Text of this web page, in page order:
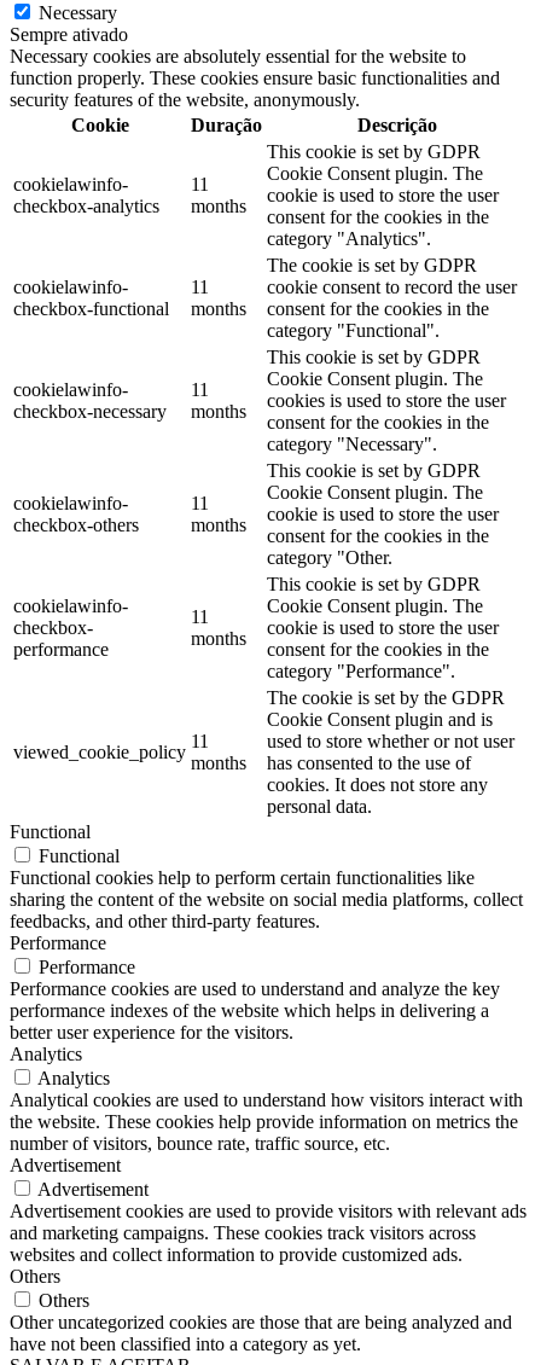
Necessary
Sempre ativado
Necessary cookies are absolutely essential for the website to
function properly. These cookies ensure basic functionalities and
security features of the website, anonymously.
Cookie
Duração Descrição
cookielawinfo-
checkbox-analytics
11
months
This cookie is set by GDPR
Cookie Consent plugin. The
cookie is used to store the user
consent for the cookies in the
category "Analytics".
cookielawinfo-
checkbox-functional
11
months
The cookie is set by GDPR
cookie consent to record the user
consent for the cookies in the
category "Functional".
cookielawinfo-
checkbox-necessary
11
months
This cookie is set by GDPR
Cookie Consent plugin. The
cookies is used to store the user
consent for the cookies in the
category "Necessary".
cookielawinfo-
checkbox-others
11
months
This cookie is set by GDPR
Cookie Consent plugin. The
cookie is used to store the user
consent for the cookies in the
category "Other.
cookielawinfo-
checkbox-
performance
11
months
This cookie is set by GDPR
Cookie Consent plugin. The
cookie is used to store the user
consent for the cookies in the
category "Performance".
viewed_cookie_policy
11
months
The cookie is set by the GDPR
Cookie Consent plugin and is
used to store whether or not user
has consented to the use of
cookies. It does not store any
personal data.
Functional
Functional
Functional cookies help to perform certain functionalities like
sharing the content of the website on social media platforms, collect
feedbacks, and other third-party features.
Performance
Performance
Performance cookies are used to understand and analyze the key
performance indexes of the website which helps in delivering a
better user experience for the visitors.
Analytics
Analytics
Analytical cookies are used to understand how visitors interact with
the website. These cookies help provide information on metrics the
number of visitors, bounce rate, traffic source, etc.
Advertisement
Advertisement
Advertisement cookies are used to provide visitors with relevant ads
and marketing campaigns. These cookies track visitors across
websites and collect information to provide customized ads.
Others
Others
Other uncategorized cookies are those that are being analyzed and
have not been classified into a category as yet.